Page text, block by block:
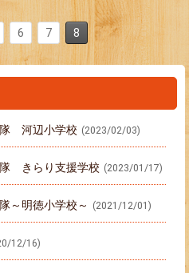
6 7 8
隊 河辺小学校 (2023/02/03)
きらり支援学校 (2023/01/17)
～明徳小学校～ (2021/12/01)
12/16)